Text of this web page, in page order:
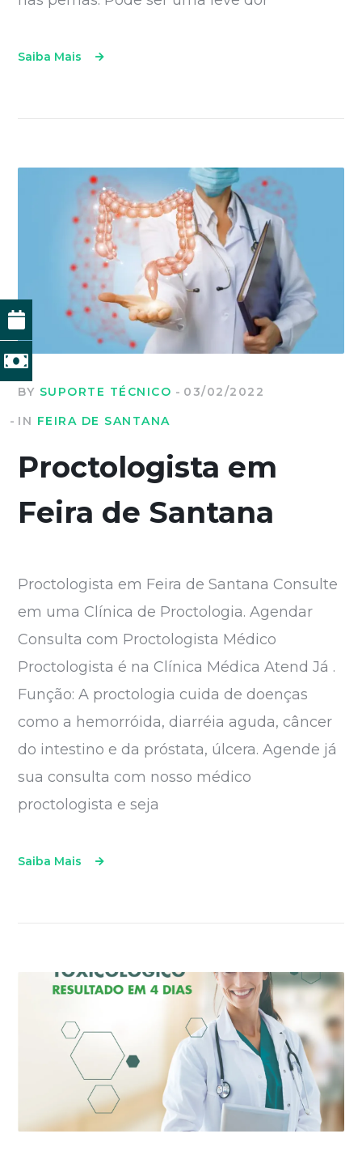
Saiba Mais
BY SUPORTE TÉCNICO
03/02/2022
IN FEIRA DE SANTANA
Proctologista em
Feira de Santana
Proctologista em Feira de Santana Consulte
em uma Clínica de Proctologia. Agendar
Consulta com Proctologista Médico
Proctologista é na Clínica Médica Atend Já .
Função: A proctologia cuida de doenças
como a hemorróida, diarréia aguda, câncer
do intestino e da próstata, úlcera. Agende já
sua consulta com nosso médico
proctologista e seja
Saiba Mais